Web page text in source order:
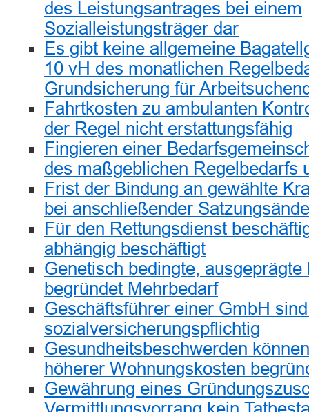
des Leistungsantrages bei einem
Sozialleistungsträger dar
Es gibt keine allgemeine
10 vH des monatlichen
Grundsicherung für
Fahrtkosten zu ambulanten
der Regel nicht erstattungsfähig
Fingieren einer
des maßgeblichen Regelbedarfs
Frist der Bindung an gewählte
bei anschließender
Für den Rettungsdienst
abhängig beschäftigt
Genetisch bedingte,
begründet Mehrbedarf
Geschäftsführer einer GmbH
sozialversicherungspflichtig
Gesundheitsbeschwerden
höherer Wohnungskosten
Gewährung eines